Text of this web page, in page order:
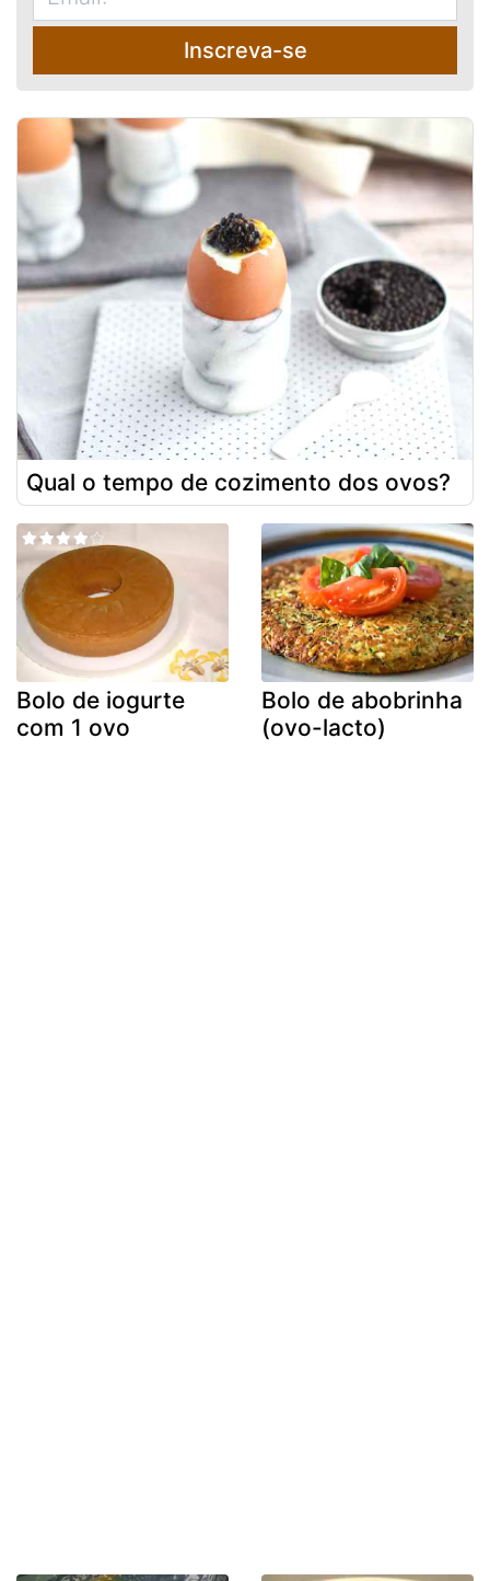
Inscreva-se
Qual o tempo de cozimento dos ovos?
Bolo de iogurte
com 1 ovo
Bolo de abobrinha
(ovo-lacto)